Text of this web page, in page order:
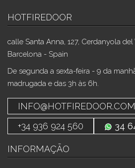
HOTFIREDOOR
calle Santa Anna, 127, Cerdanyola
Barcelona - Spain
De segunda a sexta-feira - 9 da
madrugada e das 3h às 6h.
INFO@HOTFIREDOOR.COM
+34 936 924 560
34
INFORMAÇÃO